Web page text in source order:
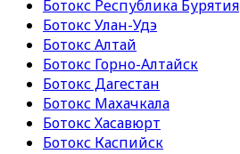
Ботокс Республика Бурятия
Ботокс Улан-Удэ
Ботокс Алтай
Ботокс Горно-Алтайск
Ботокс Дагестан
Ботокс Махачкала
Ботокс Хасавюрт
Ботокс Каспийск